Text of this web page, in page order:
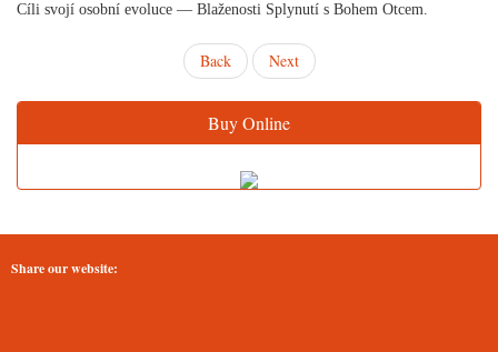
Cíli svojí osobní evoluce — Blaženosti Splynutí s Bohem Otcem.
Back Next
Buy Online
Share our website: